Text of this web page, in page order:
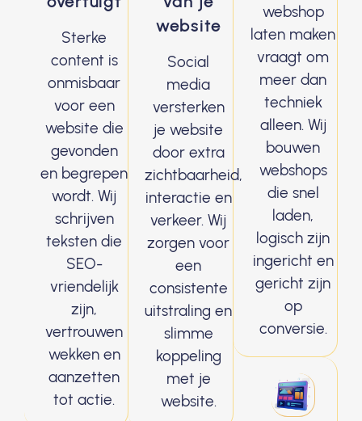
Sterke
content is
onmisbaar
voor een
website die
gevonden
en begrepen
wordt. Wij
schrijven
teksten die
SEO-
vriendelijk
zijn,
vertrouwen
wekken en
aanzetten
tot actie.
website
Social
media
versterken
je website
door extra
zichtbaarheid,
interactie en
verkeer. Wij
zorgen voor
een
consistente
uitstraling en
slimme
koppeling
met je
website.
webshop
laten maken
vraagt om
meer dan
techniek
alleen. Wij
bouwen
webshops
die snel
laden,
logisch zijn
ingericht en
gericht zijn
op
conversie.